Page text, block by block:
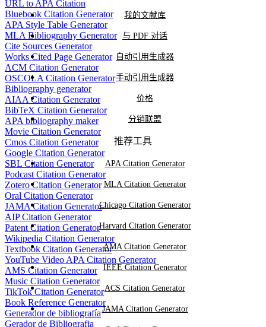
URL to APA Citation
Bluebook Citation Generator
APA Style Table Generator
MLA Bibliography Generator
Cite Sources Generator
Works Cited Page Generator
ACM Citation Generator
OSCOLA Citation Generator
Bibliography generator
AIAA Citation Generator
BibTeX Citation Generator
APA bibliography maker
Movie Citation Generator
Cmos Citation Generator
Google Citation Generator
SBL Citation Generator
Podcast Citation Generator
Zotero Citation Generator
Oral Citation Generator
JAMA Citation Generator
AIP Citation Generator
Patent Citation Generator
Wikipedia Citation Generator
Textbook Citation Generator
YouTube Video APA Citation Generator
AMS Citation Generator
Music Citation Generator
TikTok Citation Generator
Book Reference Generator
Generador de bibliografía
Gerador de Bibliografia
我的文献库
与 PDF 对话
自动引用生成器
手动引用生成器
价格
分销联盟
推荐工具
APA Citation Generator
MLA Citation Generator
Chicago Citation Generator
Harvard Citation Generator
AMA Citation Generator
IEEE Citation Generator
ACS Citation Generator
JAMA Citation Generator